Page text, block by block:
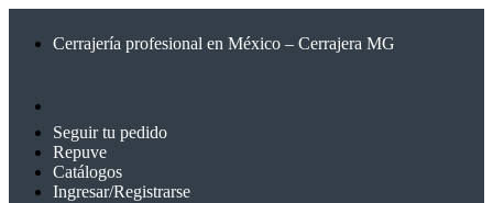
Cerrajería profesional en México – Cerrajera MG
Seguir tu pedido
Repuve
Catálogos
Ingresar/Registrarse